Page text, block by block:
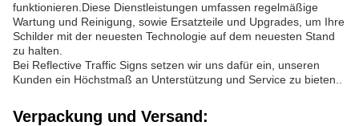
funktionieren.Diese Dienstleistungen umfassen regelmäßige
Wartung und Reinigung, sowie Ersatzteile und Upgrades, um Ihre
Schilder mit der neuesten Technologie auf dem neuesten Stand
zu halten.
Bei Reflective Traffic Signs setzen wir uns dafür ein, unseren
Kunden ein Höchstmaß an Unterstützung und Service zu bieten..
Verpackung und Versand: